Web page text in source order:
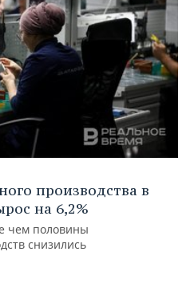
производства в
на 6,2%
чем половины
снизились